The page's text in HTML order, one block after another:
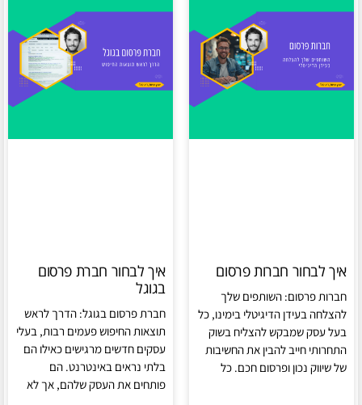
איך לבחור חברות פרסום
חברות פרסום: השותפים שלך
להצלחה בעידן הדיגיטלי בימינו, כל
בעל עסק שמבקש להצליח בשוק
התחרותי חייב להבין את החשיבות
של שיווק נכון ופרסום חכם. כל
איך לבחור חברת פרסום
בגוגל
חברת פרסום בגוגל: הדרך לראש
תוצאות החיפוש פעמים רבות, בעלי
עסקים חדשים מרגישים כאילו הם
בלתי נראים באינטרנט. הם
פותחים את העסק שלהם, אך לא